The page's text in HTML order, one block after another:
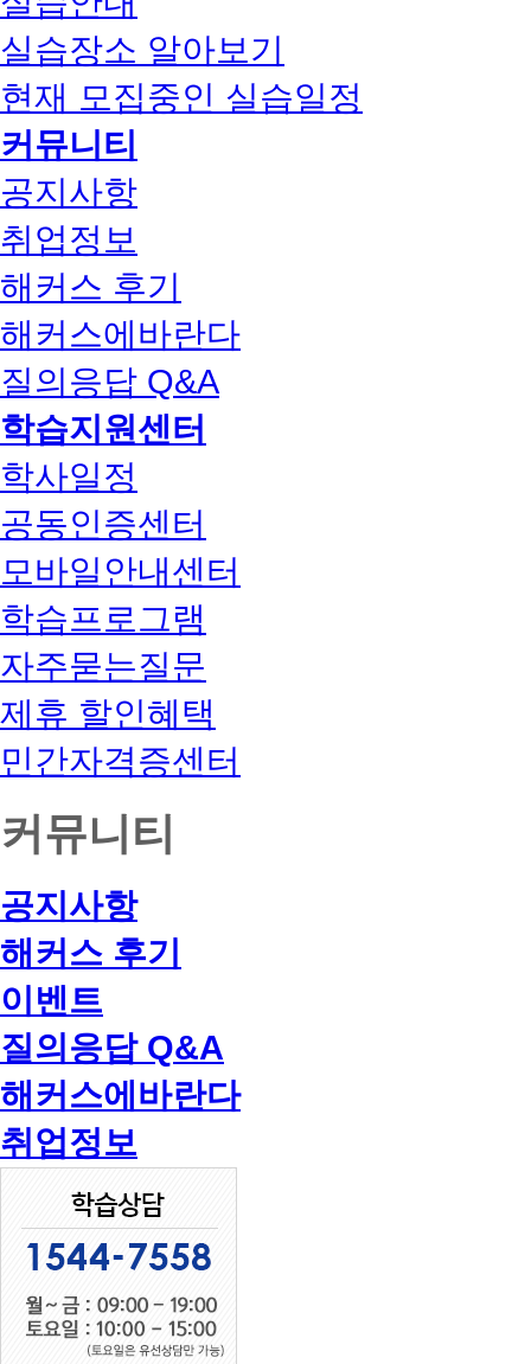
실습장소 알아보기
현재 모집중인 실습일정
커뮤니티
공지사항
취업정보
해커스 후기
해커스에바란다
질의응답 Q&A
학습지원센터
학사일정
공동인증센터
모바일안내센터
학습프로그램
자주묻는질문
제휴 할인혜택
민간자격증센터
커뮤니티
공지사항
해커스 후기
이벤트
질의응답 Q&A
해커스에바란다
취업정보